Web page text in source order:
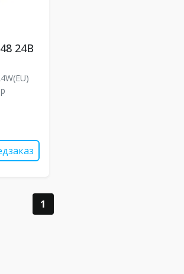
24В
1